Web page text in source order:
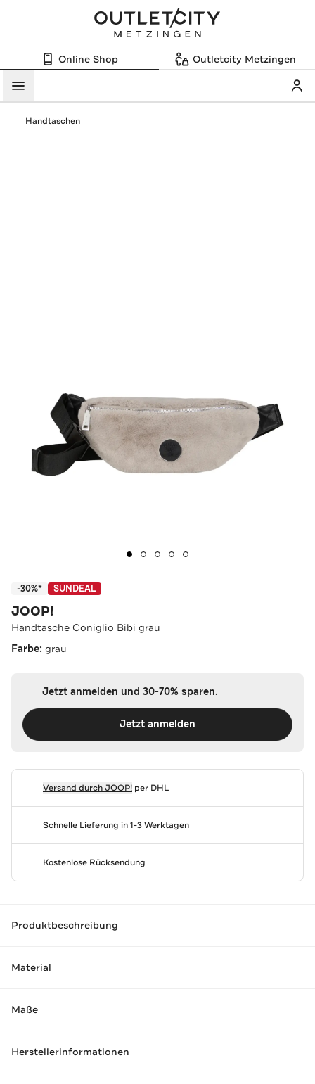
Online Shop Outletcity Metzingen
Menü
Handtaschen
-30%* SUNDEAL
JOOP!
Handtasche Coniglio Bibi grau
Farbe: grau
Jetzt anmelden und 30-70% sparen.
Jetzt anmelden
Versand durchJOOP!per DHL
Schnelle Lieferung in 1-3 Werktagen
Kostenlose Rücksendung
Produktbeschreibung
Material
Maße
Herstellerinformationen